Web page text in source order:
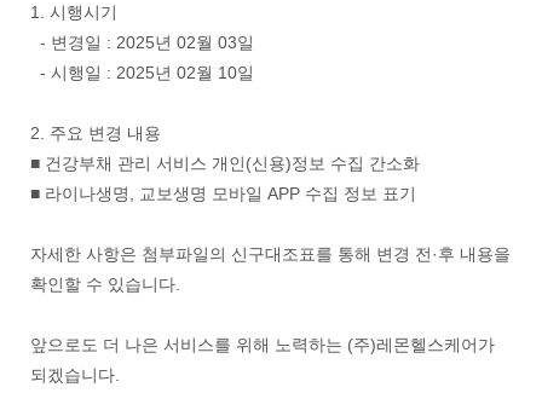
1. 시행시기
- 변경일 : 2025년 02월 03일
- 시행일 : 2025년 02월 10일
2. 주요 변경 내용
■ 건강부채 관리 서비스 개인(신용)정보 수집 간소화
■ 라이나생명, 교보생명 모바일 APP 수집 정보 표기
자세한 사항은 첨부파일의 신구대조표를 통해 변경 전·후 내용을
확인할 수 있습니다.
앞으로도 더 나은 서비스를 위해 노력하는 (주)레몬헬스케어가
되겠습니다.